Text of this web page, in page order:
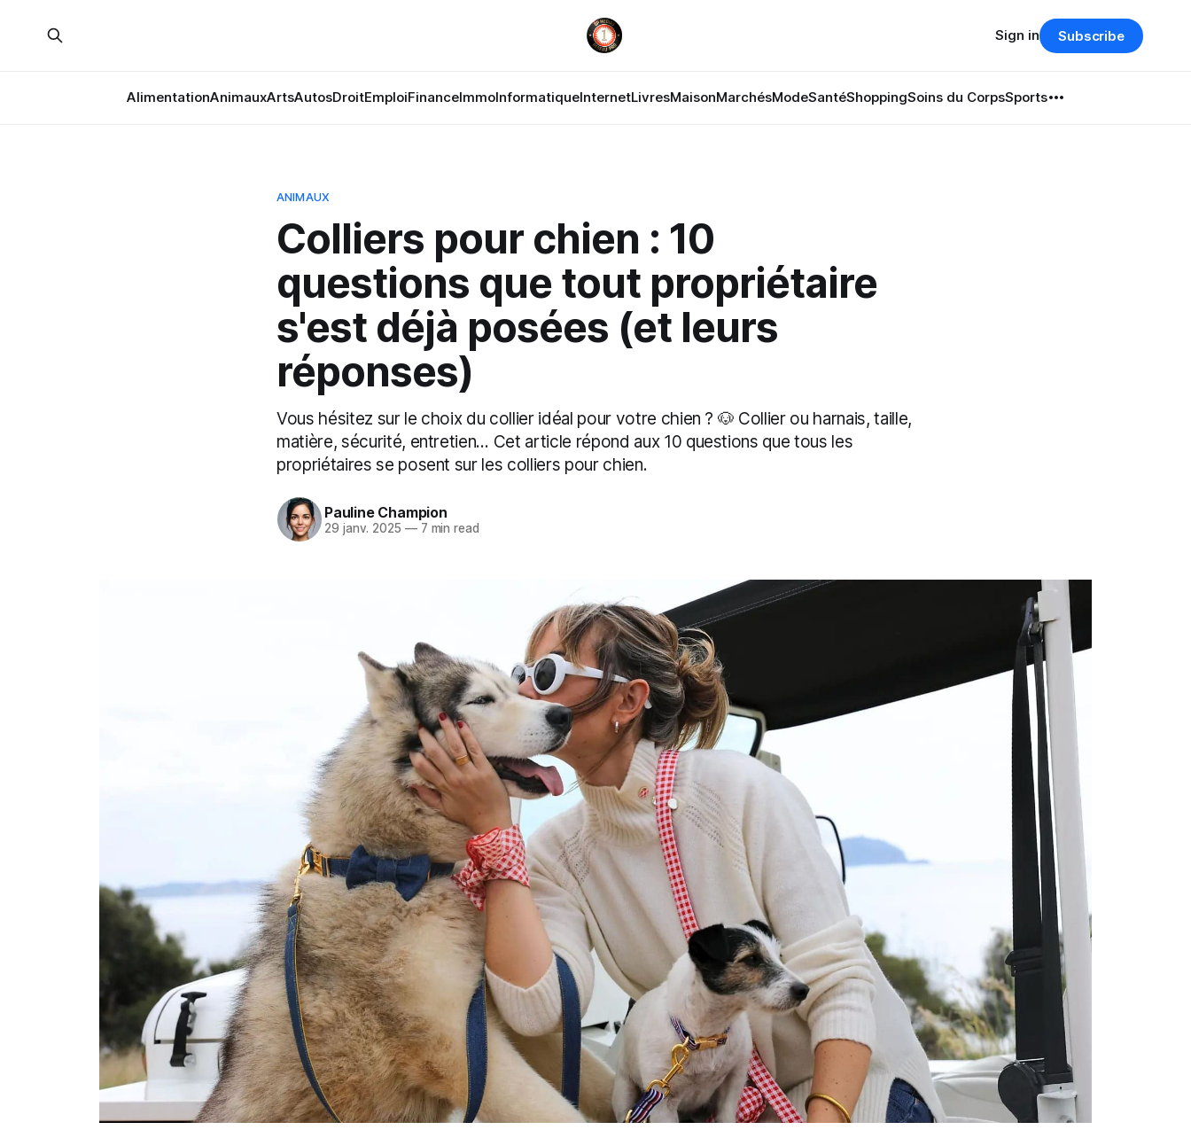
AlimentationAnimauxArtsAutosDroitEmploiFinanceImmoInformatiqueInternetLivresMaisonMarchésModeSantéShoppingSoins du CorpsSports
Sign in Subscribe
ANIMAUX
Colliers pour chien : 10
questions que tout propriétaire
s'est déjà posées (et leurs
réponses)
Vous hésitez sur le choix du collier idéal pour votre chien ? 🐶 Collier ou harnais, taille,
matière, sécurité, entretien… Cet article répond aux 10 questions que tous les
propriétaires se posent sur les colliers pour chien.
Pauline Champion
29 janv. 2025 —7 min read